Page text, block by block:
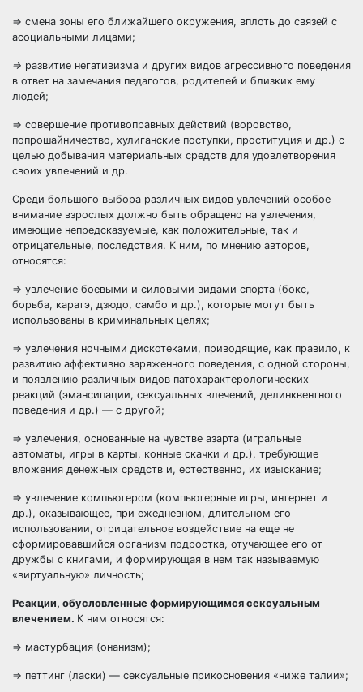
=> смена зоны его ближайшего окружения, вплоть до связей с
асоциальными лицами;
=> развитие негативизма и других видов агрессивного поведения
в ответ на замечания педагогов, родителей и близких ему
людей;
=> совершение противоправных действий (воровство,
попрошайничество, хулиганские поступки, проституция и др.) с
целью добывания материальных средств для удовлетворения
своих увлечений и др.
Среди большого выбора различных видов увлечений особое
внимание взрослых должно быть обращено на увлечения,
имеющие непредсказуемые, как положительные, так и
отрицательные, последствия. К ним, по мнению авторов,
относятся:
=> увлечение боевыми и силовыми видами спорта (бокс,
борьба, каратэ, дзюдо, самбо и др.), которые могут быть
использованы в криминальных целях;
=> увлечения ночными дискотеками, приводящие, как правило, к
развитию аффективно заряженного поведения, с одной стороны,
и появлению различных видов патохарактерологических
реакций (эмансипации, сексуальных влечений, делинквентного
поведения и др.) — с другой;
=> увлечения, основанные на чувстве азарта (игральные
автоматы, игры в карты, конные скачки и др.), требующие
вложения денежных средств и, естественно, их изыскание;
=> увлечение компьютером (компьютерные игры, интернет и
др.), оказывающее, при ежедневном, длительном его
использовании, отрицательное воздействие на еще не
сформировавшийся организм подростка, отучающее его от
дружбы с книгами, и формирующая в нем так называемую
«виртуальную» личность;
Реакции, обусловленные формирующимся сексуальным
влечением. К ним относятся:
=> мастурбация (онанизм);
=> петтинг (ласки) — сексуальные прикосновения «ниже талии»;